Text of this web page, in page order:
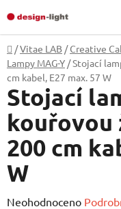
na
obsah
Domů
/Vitae LAB / Creative
Lampy MAG-Y /Stojací
cm kabel, E27 max. 57 W
Stojací
kouřovou
200 cm
W
Průměrné
Neohodnoceno